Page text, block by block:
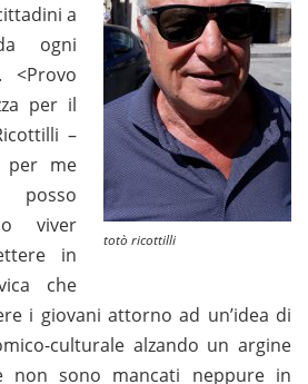
totò ricottilli
a
ogni
<Provo
per il
–
per me
viver
in
che
i giovani attorno ad un’idea di
culturale alzando un argine
non sono mancati neppure in